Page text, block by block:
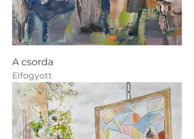
A csorda
Elfogyott